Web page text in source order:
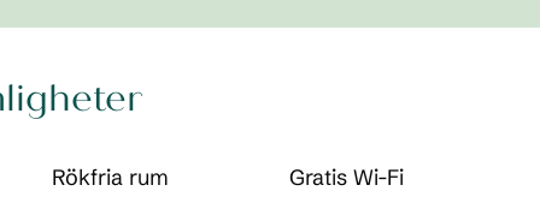
Rökfria rum Gratis Wi-Fi